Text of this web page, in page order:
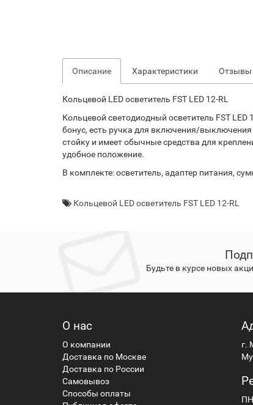
Описание Характеристики Отзывы
Кольцевой LED осветитель FST LED 12-RL
Кольцевой светодиодный осветитель FST
бонус, есть ручка для включения/выключения
стойку и имеет обычные средства для
удобное положение.
В комплекте: осветитель, адаптер питания,
Кольцевой LED осветитель FST LED 12-RL
Будьте в курсе новых
О нас
О компании
Доставка по Москве
Доставка по России
Самовывоз
Способы оплаты
г.